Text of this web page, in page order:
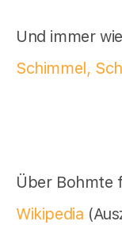
Und immer
Schimmel,
Über Bohmte
Wikipedia